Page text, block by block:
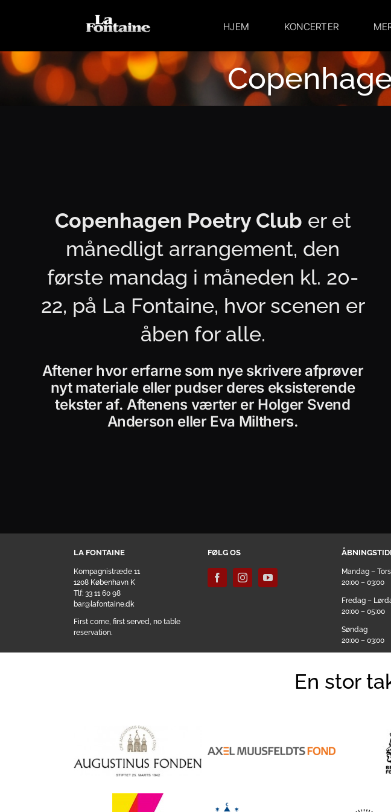
HJEM KONCERTER
Copenhagen Poetry Club er et
månedligt arrangement, den
første mandag i måneden kl. 20-
22, på La Fontaine, hvor scenen er
åben for alle.
Aftener hvor erfarne som nye skrivere afprøver
nyt materiale eller pudser deres eksisterende
tekster af. Aftenens værter er Holger Svend
Anderson eller Eva Milthers.
LA FONTAINE
Kompagnistræde 11
1208 København K
Tlf: 33 11 60 98
bar@lafontaine.dk
First come, first served, no table
reservation.
FØLG OS
Mandag –
20:00 – 03:00
Fredag –
20:00 – 05:00
Søndag
20:00 – 03:00
En stor